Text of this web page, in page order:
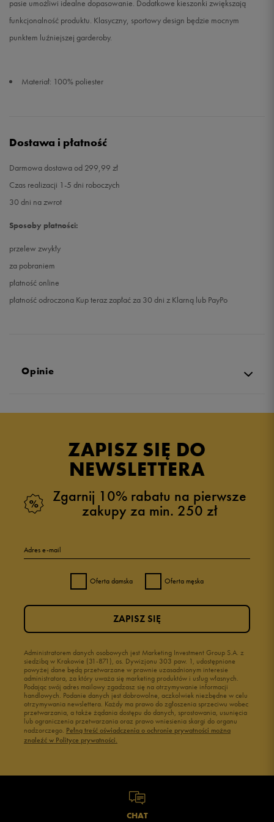
pasie umożliwi idealne dopasowanie. Dodatkowe kieszonki zwiększają
funkcjonalność produktu. Klasyczny, sportowy design będzie mocnym
punktem luźniejszej garderoby.
Materiał: 100% poliester
Dostawa i płatność
Darmowa dostawa od 299,99 zł
Czas realizacji 1-5 dni roboczych
30 dni na zwrot
Sposoby płatności:
przelew zwykły
za pobraniem
płatność online
płatność odroczona Kup teraz zapłać za 30 dni z Klarną lub PayPo
Opinie
ZAPISZ SIĘ DO
NEWSLETTERA
Zgarnij 10% rabatu na pierwsze
zakupy za min. 250 zł
Adres e-mail
Oferta damska Oferta męska
Administratorem danych osobowych jest Marketing Investment Group S.A. z
siedzibą w Krakowie (31-871), os. Dywizjonu 303 paw. 1, udostępnione
powyżej dane będą przetwarzane w prawnie uzasadnionym interesie
administratora, za który uważa się marketing produktów i usług własnych.
Podając swój adres mailowy zgadzasz się na otrzymywanie informacji
handlowych. Podanie danych jest dobrowolne, aczkolwiek niezbędne w celu
otrzymywania newslettera. Każdy ma prawo do zgłoszenia sprzeciwu wobec
przetwarzania, a także żądania dostępu do danych, sprostowania, usunięcia
lub ograniczenia przetwarzania oraz prawo wniesienia skargi do organu
nadzorczego. Pełną treść oświadczenia o ochronie prywatności można
znaleźć w Polityce prywatności.
ZAPISZ SIĘ
CHAT